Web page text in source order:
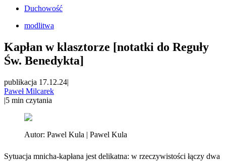
Duchowość
modlitwa
Kapłan w klasztorze [notatki do Reguły
Św. Benedykta]
publikacja 17.12.24|
Paweł Milcarek
|5 min czytania
Autor: Pawel Kula | Pawel Kula
Sytuacja mnicha-kapłana jest delikatna: w rzeczywistości łączy dwa